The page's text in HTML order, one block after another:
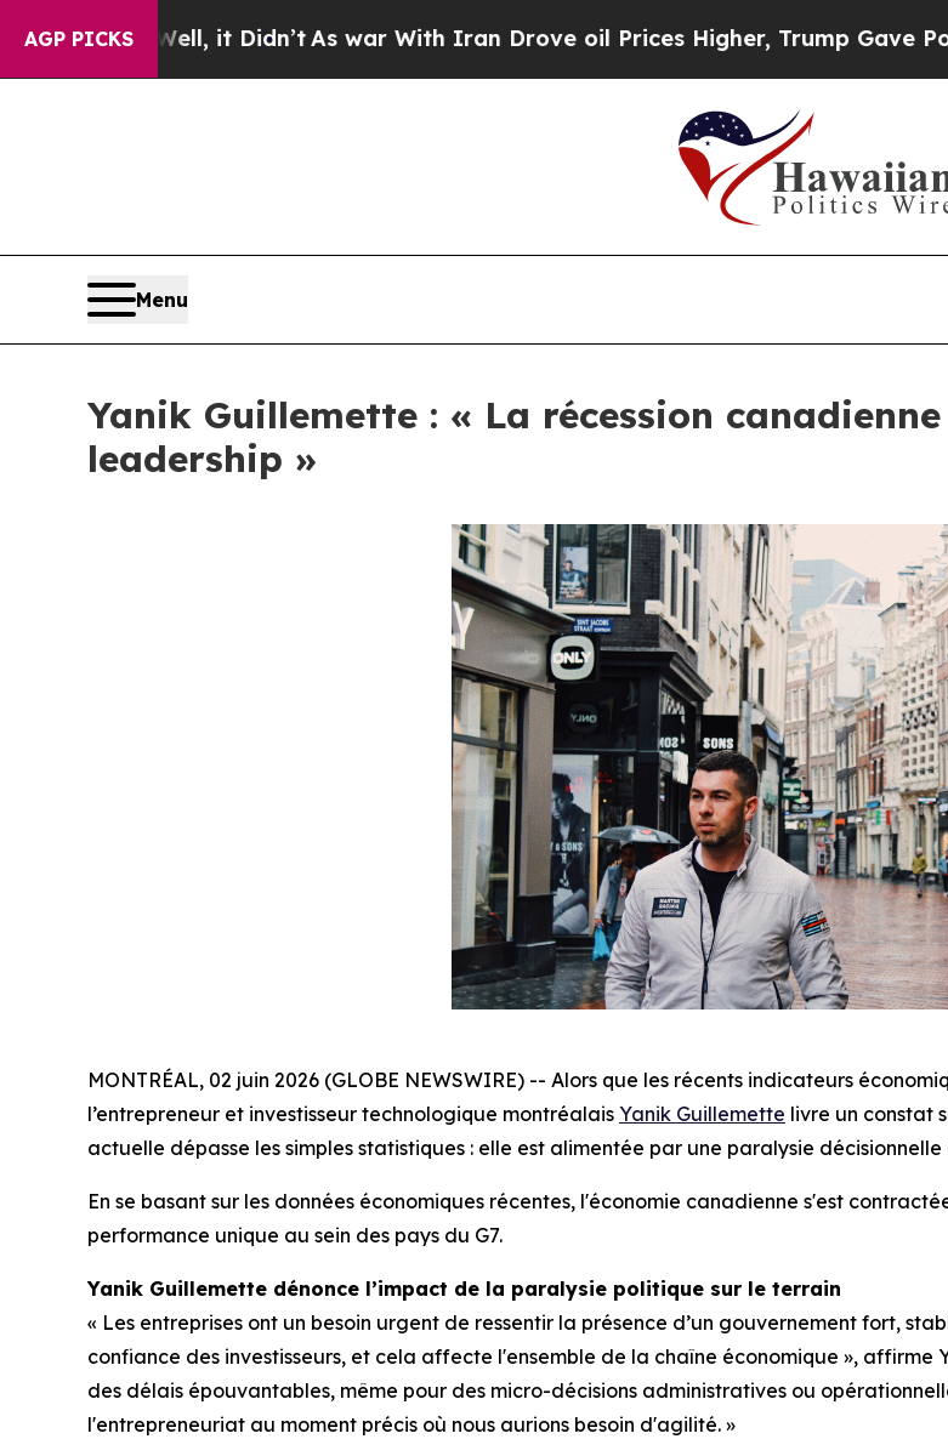
AGP PICKS
Well, it Didn’tAs war With Iran Drove oil Prices Higher, Trump Gave Politically
Menu
Yanik Guillemette : « La récession
leadership »
MONTRÉAL, 02 juin 2026 (GLOBE NEWSWIRE) -- Alors que les récents indicateurs
l’entrepreneur et investisseur technologique montréalais Yanik Guillemette livre un constat
actuelle dépasse les simples statistiques : elle est alimentée par une paralysie
En se basant sur les données économiques récentes, l'économie canadienne s'est
performance unique au sein des pays du G7.
Yanik Guillemette dénonce l’impact de la paralysie politique sur le terrain
« Les entreprises ont un besoin urgent de ressentir la présence d’un gouvernement fort,
confiance des investisseurs, et cela affecte l'ensemble de la chaîne économique », affirme
des délais épouvantables, même pour des micro-décisions administratives ou
l'entrepreneuriat au moment précis où nous aurions besoin d'agilité. »